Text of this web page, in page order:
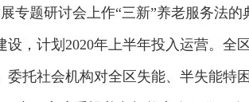
专题研讨会上作“三新”养老服务法
，计划2020年上半年投入运营。全
托社会机构对全区失能、半失能特